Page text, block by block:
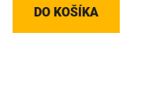
DO KOŠÍKA